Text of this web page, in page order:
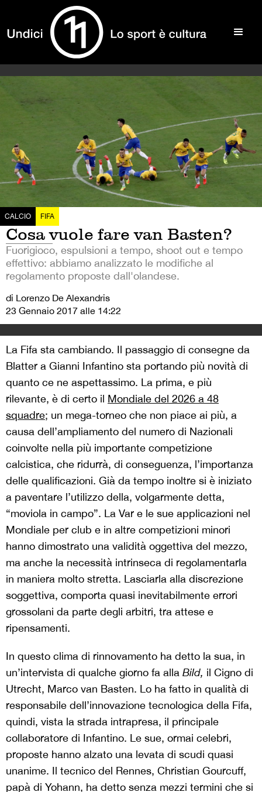
CALCIO FIFA
Cosa vuole fare van Basten?
Fuorigioco, espulsioni a tempo, shoot out e tempo
effettivo: abbiamo analizzato le modifiche al
regolamento proposte dall'olandese.
di Lorenzo De Alexandris
23 Gennaio 2017 alle 14:22
La Fifa sta cambiando. Il passaggio di consegne da
Blatter a Gianni Infantino sta portando più novità di
quanto ce ne aspettassimo. La prima, e più
rilevante, è di certo il Mondiale del 2026 a 48
squadre; un mega-torneo che non piace ai più, a
causa dell’ampliamento del numero di Nazionali
coinvolte nella più importante competizione
calcistica, che ridurrà, di conseguenza, l’importanza
delle qualificazioni. Già da tempo inoltre si è iniziato
a paventare l’utilizzo della, volgarmente detta,
“moviola in campo”. La Var e le sue applicazioni nel
Mondiale per club e in altre competizioni minori
hanno dimostrato una validità oggettiva del mezzo,
ma anche la necessità intrinseca di regolamentarla
in maniera molto stretta. Lasciarla alla discrezione
soggettiva, comporta quasi inevitabilmente errori
grossolani da parte degli arbitri, tra attese e
ripensamenti.
In questo clima di rinnovamento ha detto la sua, in
un’intervista di qualche giorno fa alla Bild, il Cigno di
Utrecht, Marco van Basten. Lo ha fatto in qualità di
responsabile dell’innovazione tecnologica della Fifa,
quindi, vista la strada intrapresa, il principale
collaboratore di Infantino. Le sue, ormai celebri,
proposte hanno alzato una levata di scudi quasi
unanime. Il tecnico del Rennes, Christian Gourcuff,
papà di Yohann, ha detto senza mezzi termini che si